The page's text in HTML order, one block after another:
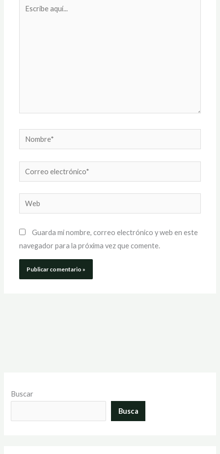
Nombre*
Correo
electrónico*
Web
Guarda mi nombre, correo electrónico y web en este
navegador para la próxima vez que comente.
Buscar
Busca